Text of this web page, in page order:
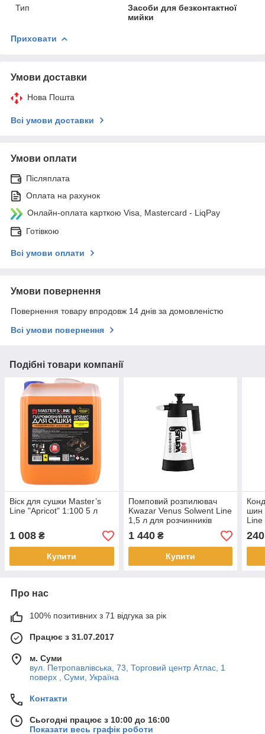
Тип
Засоби для безконтактної
мийки
Приховати
Умови доставки
Нова Пошта
Всі умови доставки
Умови оплати
Післяплата
Оплата на рахунок
Онлайн-оплата карткою Visa, Mastercard - LiqPay
Готівкою
Всі умови оплати
Умови повернення
Повернення товару впродовж 14 днів за домовленістю
Всі умови повернення
Подібні товари компанії
Віск для сушки Master’s
Line "Apricot" 1:100 5 л
1 008 ₴
Купити
Помповий розпилювач
Kwazar Venus Solwent Line
1,5 л для розчинників
1 440₴
Купити
шин
Line
240
Про нас
100% позитивних з 71 відгука за рік
Працює з 31.07.2017
м. Суми
вул. Петропавлівська, 73, Торговий центр Атлас, 1
поверх , Суми, Україна
Контакти
Сьогодні працює з 10:00 до 16:00
Показати весь графік роботи